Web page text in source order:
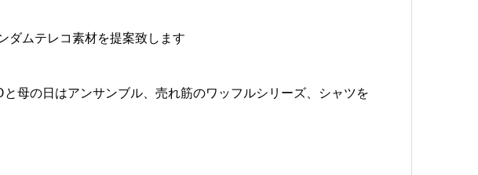
ダムテレコ素材を提案致します
母の日はアンサンブル、売れ筋のワッフルシリーズ、シャツを